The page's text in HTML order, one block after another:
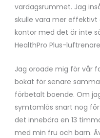
vardagsrummet. Jag
skulle vara mer
kontor med det är inte
HealthPro Plus-
Jag oroade mig för vår
bokat för senare
förbetalt boende. Om
symtomlös snart nog
det innebära en 13
med min fru och barn.